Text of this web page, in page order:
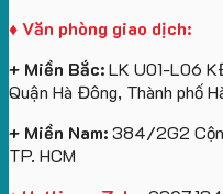
♦ Văn phòng giao dịch:
+ Miền Bắc:LK U01-L06
Quận Hà Đông, Thành phố
+ Miền Nam:384/2G2
TP. HCM